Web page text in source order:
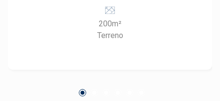
metros de fundo, localizado em uma região
tranquila e com fácil acesso a mercados,
padaria, farmácias e demais comércios do dia a
área total - Medidas: 8 x 25 metros - Local
200m²
Terreno